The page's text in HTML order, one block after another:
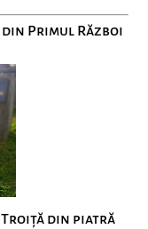
Primul Război
din piatră